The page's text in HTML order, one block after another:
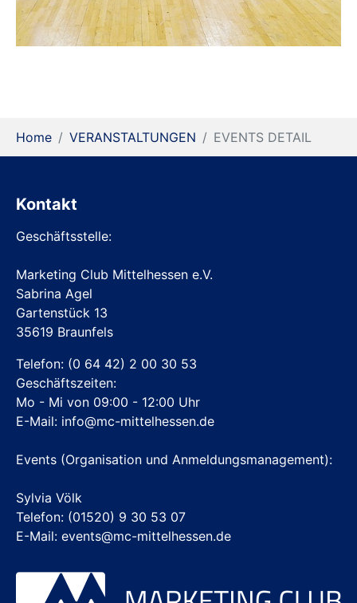
Home VERANSTALTUNGEN EVENTS DETAIL
Kontakt
Geschäftsstelle:
Marketing Club Mittelhessen e.V.
Sabrina Agel
Gartenstück 13
35619 Braunfels
Telefon: (0 64 42) 2 00 30 53
Geschäftszeiten:
Mo - Mi von 09:00 - 12:00 Uhr
E-Mail: info@mc-mittelhessen.de
Events (Organisation und Anmeldungsmanagement):
Sylvia Völk
Telefon: (01520) 9 30 53 07
E-Mail: events@mc-mittelhessen.de